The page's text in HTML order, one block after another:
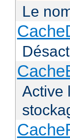
Le
Active